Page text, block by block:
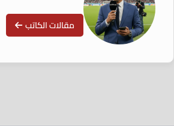
مقالات الكاتب